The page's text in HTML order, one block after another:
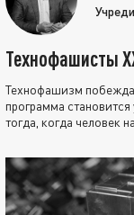
Технофашисты
Технофашизм
программа
тогда, когда человек